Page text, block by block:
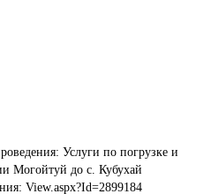
Услуги по погрузке и
Могойтуй до с. Кубухай
View.aspx?Id=2899184